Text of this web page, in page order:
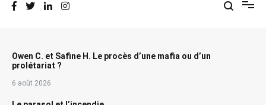
Owen C. et Safine H. Le procès d’une mafia ou d’un
prolétariat ?
6 août 2026